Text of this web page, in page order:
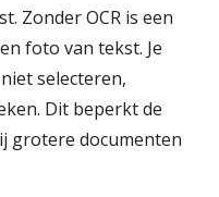
Zonder OCR is een
foto van tekst. Je
selecteren,
Dit beperkt de
grotere documenten